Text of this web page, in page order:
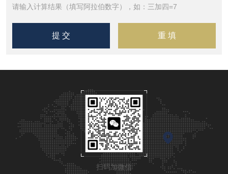
请输入计算结果（填写阿拉伯数字），如：三加四=7
扫码加微信